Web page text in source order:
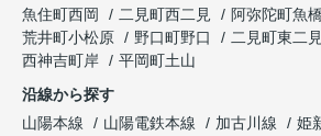
魚住町西岡
二見町西二見 阿弥陀町魚橋
荒井町小松原
野口町野口 二見町東二見
西神吉町岸
平岡町土山
沿線から探す
山陽本線
山陽電鉄本線 加古川線 姫